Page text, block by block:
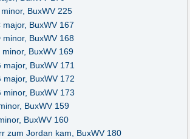
BuxWV 225
BuxWV 167
BuxWV 168
BuxWV 169
BuxWV 171
BuxWV 172
BuxWV 173
BuxWV 159
BuxWV 160
zum Jordan kam, BuxWV 180